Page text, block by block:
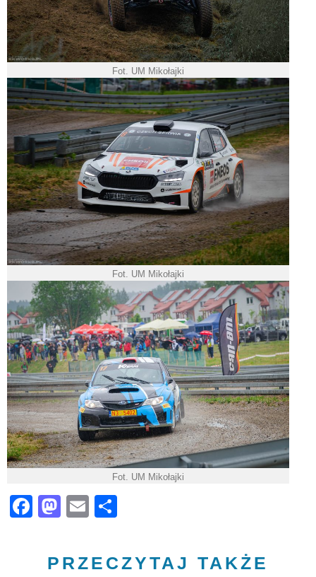
Fot. UM Mikołajki
Fot. UM Mikołajki
Fot. UM Mikołajki
Facebook
Mastodon
Email
PRZECZYTAJ TAKŻE